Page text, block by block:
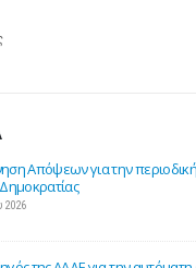
Απόψεων για την
2026